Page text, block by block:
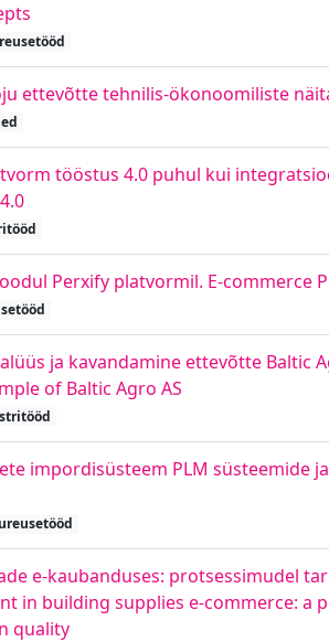
ettevõtte tehnilis-ökonoomiliste
tööstus 4.0 puhul kui
Perxify platvormil. E-commerce
ja kavandamine ettevõtte Baltic
of Baltic Agro AS
impordisüsteem PLM süsteemide
e-kaubanduses: protsessimudel
in building supplies e-commerce:
quality